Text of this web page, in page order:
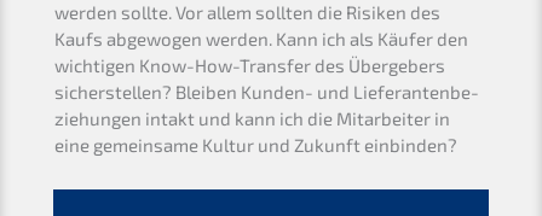
werden sollte. Vor allem sollten die Risiken des
Kaufs abgewo­gen werden. Kann ich als Käufer den
wichti­gen Know-How-Trans­fer des Überge­bers
sicher­stel­len? Bleiben Kunden- und Liefe­ran­ten­be­
zie­hun­gen intakt und kann ich die Mitar­bei­ter in
eine gemein­sa­me Kultur und Zukunft einbinden?